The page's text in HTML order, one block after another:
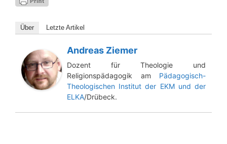
Über Letz­te Artikel
Andreas Ziemer
Dozent für Theologie und
Religionspädagogik am Pädagogisch-
Theologischen Institut der EKM und der
ELKA/Drübeck.